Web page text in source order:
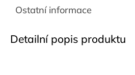
Ostatní informace
Detailní popis produktu